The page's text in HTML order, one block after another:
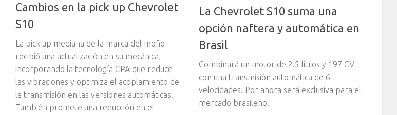
Cambios en la pick up Chevrolet
S10
La pick up mediana de la marca del moño
recibió una actualización en su mecánica,
incorporando la tecnología CPA que reduce
las vibraciones y optimiza el acoplamiento de
la transmisión en las versiones automáticas.
También promete una reducción en el
La Chevrolet S10 suma una
opción naftera y automática en
Brasil
Combinará un motor de 2.5 litros y 197 CV
con una transmisión automática de 6
velocidades. Por ahora será exclusiva para el
mercado brasileño.